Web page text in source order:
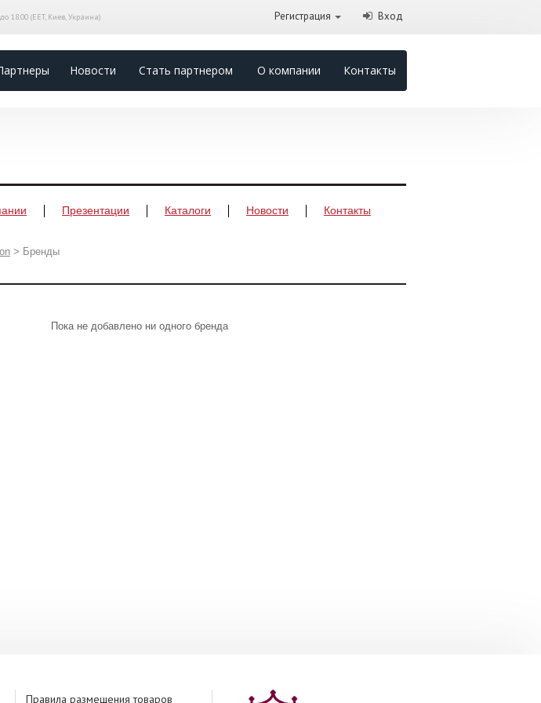
18.00 (EET, Киев, Украина) Регистрация Вход
Новости Стать партнером О компании Контакты
Презентации Каталоги Новости Контакты
> Бренды
Пока не добавлено ни одного бренда
Правила размещения товаров